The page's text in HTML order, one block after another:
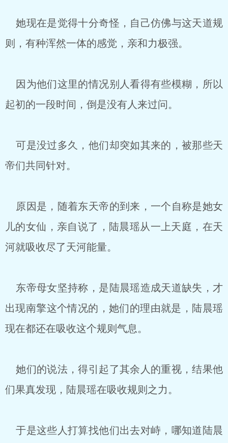
她现在是觉得十分奇怪，自己仿佛与这天道规
则，有种浑然一体的感觉，亲和力极强。
因为他们这里的情况别人看得有些模糊，所以
起初的一段时间，倒是没有人来过问。
可是没过多久，他们却突如其来的，被那些天
帝们共同针对。
原因是，随着东天帝的到来，一个自称是她女
儿的女仙，亲自说了，陆晨瑶从一上天庭，在天
河就吸收尽了天河能量。
东帝母女坚持称，是陆晨瑶造成天道缺失，才
出现南擎这个情况的，她们的理由就是，陆晨瑶
现在都还在吸收这个规则气息。
她们的说法，得引起了其余人的重视，结果他
们果真发现，陆晨瑶在吸收规则之力。
于是这些人打算找他们出去对峙，哪知道陆晨